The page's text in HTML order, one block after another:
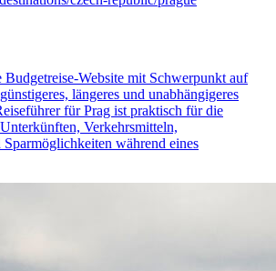
Website mit Schwerpunkt auf
längeres und unabhängigeres
für Prag ist praktisch für die
Verkehrsmitteln,
während eines